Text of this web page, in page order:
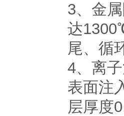
3、金
达
尾、循
4、离
表面注
层厚度